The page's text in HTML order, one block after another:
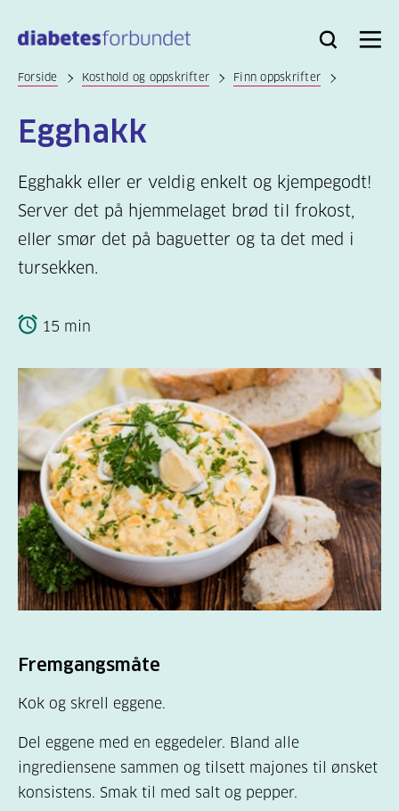
hovedinnhold
Bli
Logg
Søk Meny
Forside Kosthold og oppskrifter Finn oppskrifter
Egghakk
Egghakk eller er veldig enkelt og kjempegodt!
Server det på hjemmelaget brød til frokost,
eller smør det på baguetter og ta det med i
tursekken.
15 min
Fremgangsmåte
Kok og skrell eggene.
Del eggene med en eggedeler. Bland alle
ingrediensene sammen og tilsett majones til ønsket
konsistens. Smak til med salt og pepper.